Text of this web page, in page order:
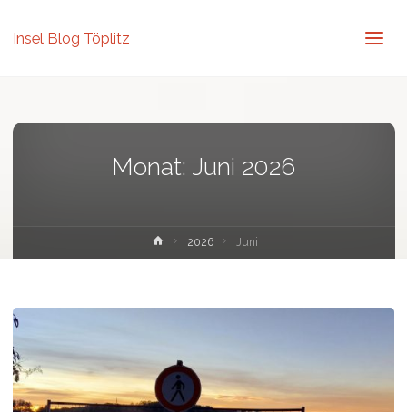
Insel Blog Töplitz
Monat: Juni 2026
Home2026 Juni